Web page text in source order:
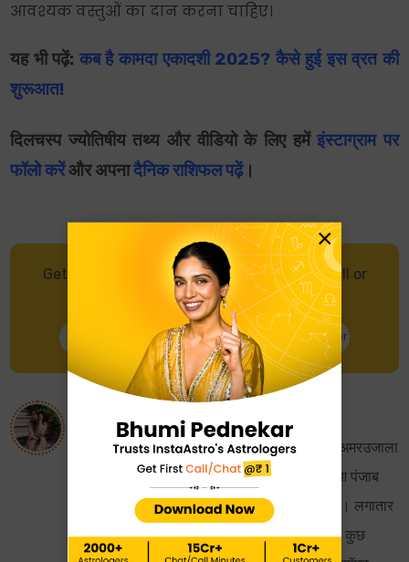
आवश्यक वस्तुओं का दान करना चाहिए।
यह भी पढ़ें: कब है कामदा एकादशी 2025? कैसे हुई इस व्रत की
शुरूआत!
दिलचस्प ज्योतिषीय तथ्य और वीडियो के लिए हमेंइंस्टाग्राम पर
फॉलो करेंऔर अपनादैनिक राशिफल पढ़ें।
Get in touch with an Astrologer through Call or
Chat, and get accurate predictions.
Talk to Astrologer Chat with Astrologer
इंस्टाएस्ट्रो में हिन्दी कंटेट राइटर। पत्रकारिता में अमरउजाला
से सफर की शुरूआत की। यहां से कारवां बढ़ता हुआ पंजाब
केसरी, इंडिया न्यूज से होते हुए इंस्टाएस्ट्रो में पहुंची। लगातार
कुछ बेहतर और अलग करने के साथ हर दिन कुछ न कुछ
×